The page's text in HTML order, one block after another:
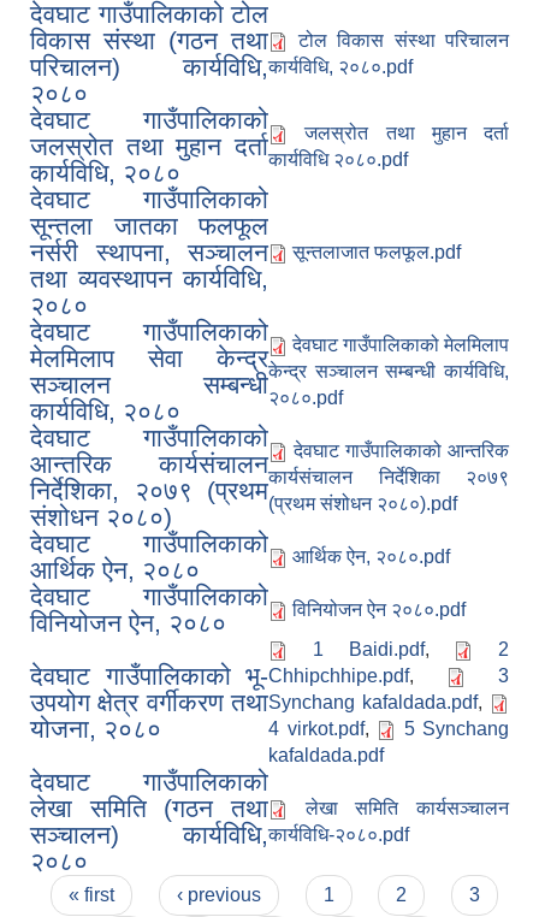
देवघाट गाउँपालिकाको टोल
विकास संस्था (गठन तथा
परिचालन) कार्यविधि,
२०८०
टोल विकास संस्था परिचालन
कार्यविधि, २०८०.pdf
देवघाट गाउँपालिकाको
जलस्रोत तथा मुहान दर्ता
कार्यविधि, २०८०
जलस्रोत तथा मुहान दर्ता
कार्यविधि २०८०.pdf
देवघाट गाउँपालिकाको
सून्तला जातका फलफूल
नर्सरी स्थापना, सञ्चालन
तथा व्यवस्थापन कार्यविधि,
२०८०
सून्तलाजात फलफूल.pdf
देवघाट गाउँपालिकाको
मेलमिलाप सेवा केन्द्र
सञ्चालन सम्बन्धी
कार्यविधि, २०८०
देवघाट गाउँपालिकाको मेलमिलाप
केन्द्र सञ्चालन सम्बन्धी कार्यविधि,
२०८०.pdf
देवघाट गाउँपालिकाको
आन्तरिक कार्यसंचालन
निर्देशिका, २०७९ (प्रथम
संशोधन २०८०)
देवघाट गाउँपालिकाको आन्तरिक
कार्यसंचालन निर्देशिका २०७९
(प्रथम संशोधन २०८०).pdf
देवघाट गाउँपालिकाको
आर्थिक ऐन, २०८०
आर्थिक ऐन, २०८०.pdf
देवघाट गाउँपालिकाको
विनियोजन ऐन, २०८०
विनियोजन ऐन २०८०.pdf
देवघाट गाउँपालिकाको भू-
उपयोग क्षेत्र वर्गीकरण तथा
योजना, २०८०
1 Baidi.pdf,
2
Chhipchhipe.pdf,
3
Synchang kafaldada.pdf,
4 virkot.pdf,
5 Synchang
kafaldada.pdf
देवघाट गाउँपालिकाको
लेखा समिति (गठन तथा
सञ्चालन) कार्यविधि,
२०८०
लेखा समिति कार्यसञ्चालन
कार्यविधि-२०८०.pdf
Pages
« first ‹ previous 1 2
3